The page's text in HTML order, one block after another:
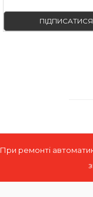
ПІДПИСАТИСЯ
При ремонті